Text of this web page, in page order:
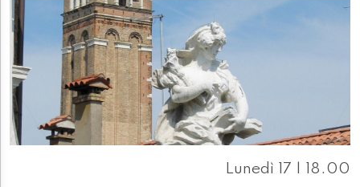
Lunedì 17 | 18.00